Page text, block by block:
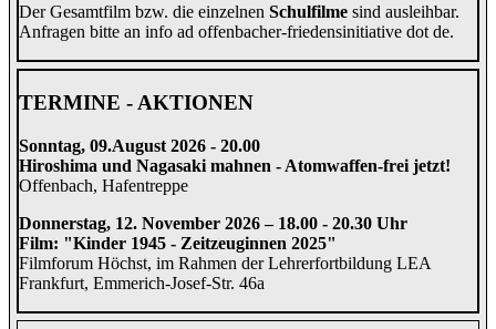
Der Gesamtfilm bzw. die einzelnen Schulfilme sind ausleihbar.
Anfragen bitte an info ad offenbacher-friedensinitiative dot de.
TERMINE - AKTIONEN
Sonntag, 09.August 2026 - 20.00
Hiroshima und Nagasaki mahnen - Atomwaffen-frei jetzt!
Offenbach, Hafentreppe
Donnerstag, 12. November 2026 – 18.00 - 20.30 Uhr
Film: "Kinder 1945 - Zeitzeuginnen 2025"
Filmforum Höchst, im Rahmen der Lehrerfortbildung LEA
Frankfurt, Emmerich-Josef-Str. 46a